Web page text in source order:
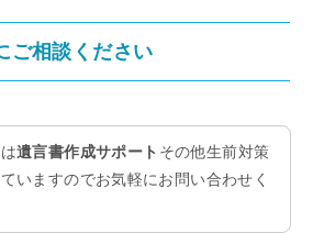
ご相談ください
遺言書作成サポート その他生前対策
いますのでお気軽にお問い合わせく